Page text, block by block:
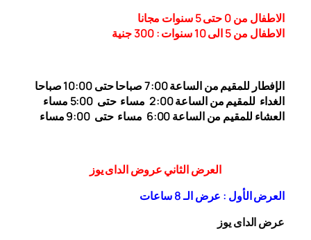
الاطفال من 0 حتى 5 سنوات مجانا
الاطفال من 5 الى 10 سنوات : 300
جنية
الإفطار للمقيم من الساعة 7:00 صباحا حتى 10:00
صباحا
الغداء للمقيم من الساعة 2:00 مساء حتى
5:00 مساء
العشاء للمقيم من الساعة 6:00 مساء حتى 9:00 مساء
العرض الثاني عروض الداى يوز
العرض الأول : عرض الـ 8 ساعات
عرض الداى يوز